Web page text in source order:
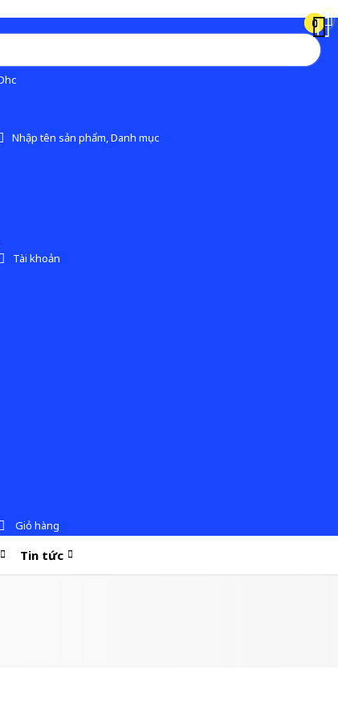
Nhập tên sản phẩm, Danh mục
0
Tài khoản
0
Giỏ hàng
Tin tức